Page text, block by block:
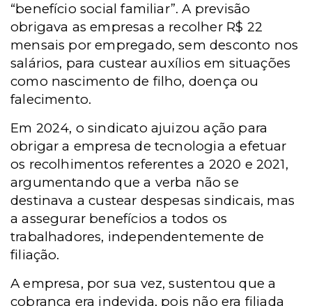
“benefício social familiar”. A previsão
obrigava as empresas a recolher R$ 22
mensais por empregado, sem desconto nos
salários, para custear auxílios em situações
como nascimento de filho, doença ou
falecimento.
Em 2024, o sindicato ajuizou ação para
obrigar a empresa de tecnologia a efetuar
os recolhimentos referentes a 2020 e 2021,
argumentando que a verba não se
destinava a custear despesas sindicais, mas
a assegurar benefícios a todos os
trabalhadores, independentemente de
filiação.
A empresa, por sua vez, sustentou que a
cobrança era indevida, pois não era filiada